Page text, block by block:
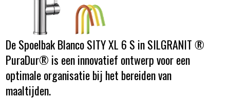
De Spoelbak Blanco SITY XL 6 S in SILGRANIT ®
PuraDur® is een innovatief ontwerp voor een
optimale organisatie bij het bereiden van
maaltijden.